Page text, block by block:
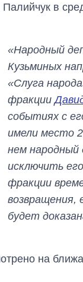
в
«Народный
Кузьминых
«Слуга
фракции
событиях с
имели место
нем
исключить
фракции
возвращения,
будет
на